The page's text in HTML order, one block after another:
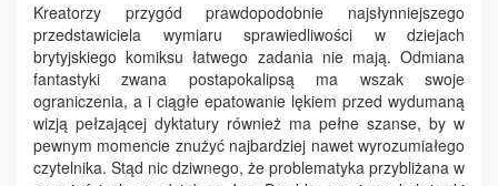
Kreatorzy przygód prawdopodobnie najsłynniejszego
przedstawiciela wymiaru sprawiedliwości w dziejach
brytyjskiego komiksu łatwego zadania nie mają. Odmiana
fantastyki zwana postapokalipsą ma wszak swoje
ograniczenia, a i ciągłe epatowanie lękiem przed wydumaną
wizją pełzającej dyktatury również ma pełne szanse, by w
pewnym momencie znużyć najbardziej nawet wyrozumiałego
czytelnika. Stąd nic dziwnego, że problematyka przybliżana w